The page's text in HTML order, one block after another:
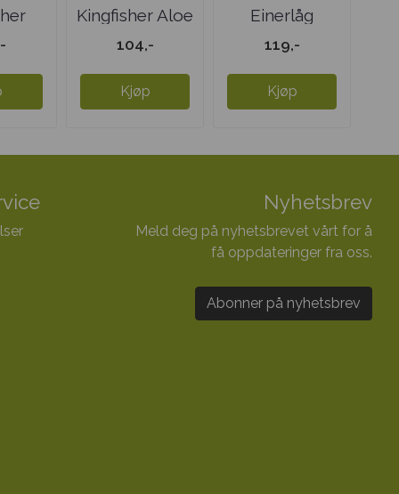
Kingfisher Aloe
Vera, Tea ...
104,-
Kjøp
Einerlåg
sjampo Tea-
119,-
Kjøp
Nyhetsbrev
Meld deg på nyhetsbrevet vårt for å
få oppdateringer fra oss.
Abonner på nyhetsbrev